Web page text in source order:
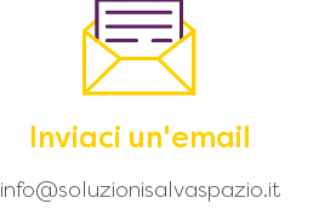
Inviaci un'email
info@soluzionisalvaspazio.it